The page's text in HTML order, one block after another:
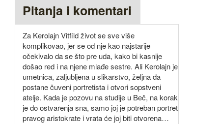
Pitanja i komentari
Za Kerolajn Vitfild život se sve više
komplikovao, jer se od nje kao najstarije
očekivalo da se što pre uda, kako bi kasnije
došao red i na njene mlađe sestre. Ali Kerolajn je
umetnica, zaljubljena u slikarstvo, željna da
postane čuveni portretista i otvori sopstveni
atelje. Kada je pozovu na studije u Beč, na korak
je do ostvarenja sna, samo joj je potreban portret
pravog aristokrate i vrata će joj biti otvorena…